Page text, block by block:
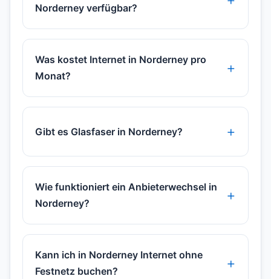
Norderney verfügbar?
Was kostet Internet in Norderney pro
Monat?
Gibt es Glasfaser in Norderney?
Wie funktioniert ein Anbieterwechsel in
Norderney?
Kann ich in Norderney Internet ohne
Festnetz buchen?